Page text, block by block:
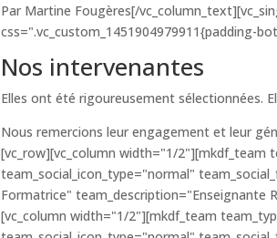
Par Martine Fougères[/
css=".vc_custom_1451904979911{padding-
Nos intervenantes
Elles ont été rigoureusement sélectionnées.
Nous remercions leur engagement et leur
[vc_row][vc_column width="1/2"][mkdf_team
team_social_icon_type="normal"
Formatrice" team_description="Enseignante
[vc_column width="1/2"][mkdf_team